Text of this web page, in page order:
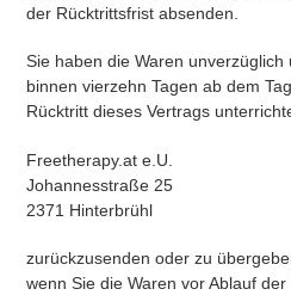
der Rücktrittsfrist absenden.
Sie haben die Waren
binnen vierzehn Tagen ab dem
Rücktritt dieses Vertrags
Freetherapy.at e.U.
Johannesstraße 25
2371 Hinterbrühl
zurückzusenden oder zu
wenn Sie die Waren vor Ablauf